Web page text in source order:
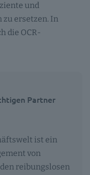
und
zu ersetzen. In
die OCR-
Partner
ist ein
von
reibungslosen